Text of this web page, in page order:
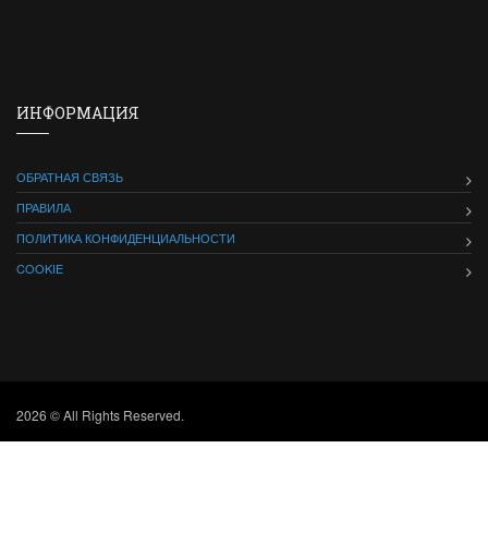
ИНФОРМАЦИЯ
ОБРАТНАЯ СВЯЗЬ
ПРАВИЛА
ПОЛИТИКА КОНФИДЕНЦИАЛЬНОСТИ
COOKIE
2026 © All Rights Reserved.